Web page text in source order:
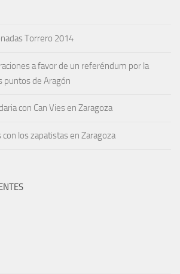
Torrero 2014
a favor de un referéndum por la
puntos de Aragón
con Can Vies en Zaragoza
con los zapatistas en Zaragoza